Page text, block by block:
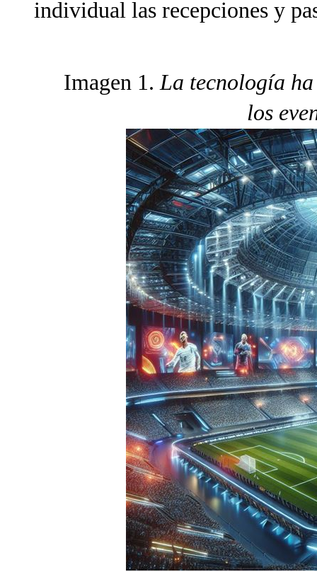
individual las recepciones y
Imagen 1. La tecnología
los